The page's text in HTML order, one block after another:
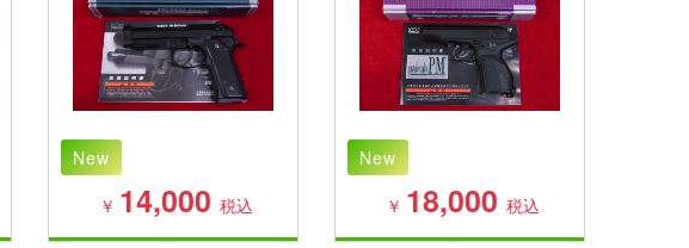
New
￥ 14,000 税込
New
￥ 18,000 税込